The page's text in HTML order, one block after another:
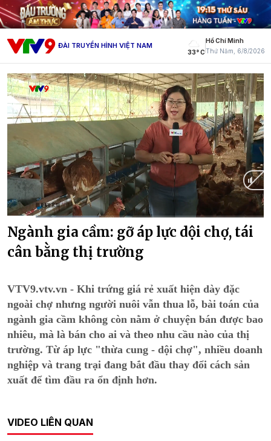
ĐÀI TRUYỀN HÌNH VIỆT NAM
33° C
Hồ Chí Minh
Thứ Năm, 6/8/2026
Current
Time
0:14 Duration
2:02
Ngành gia cầm: gỡ áp lực dội chợ, tái
cân bằng thị trường
VTV9.vtv.vn - Khi trứng giá rẻ xuất hiện dày đặc
ngoài chợ nhưng người nuôi vẫn thua lỗ, bài toán của
ngành gia cầm không còn nằm ở chuyện bán được bao
nhiêu, mà là bán cho ai và theo nhu cầu nào của thị
trường. Từ áp lực "thừa cung - dội chợ", nhiều doanh
nghiệp và trang trại đang bắt đầu thay đổi cách sản
xuất để tìm đầu ra ổn định hơn.
VIDEO LIÊN QUAN